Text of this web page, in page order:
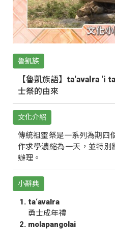
魯凱族
【魯凱族語】ta‘avalra
士祭的由來
文化介紹
傳統祖靈祭是一系列為期四
作求學濃縮為一天，並特別
辦理。
小辭典
ta‘avalra
勇士成年禮
molapangolai